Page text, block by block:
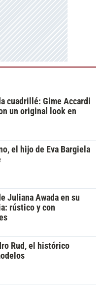
cuadrillé: Gime Accardi
un original look en
el hijo de Eva Bargiela
Juliana Awada en su
rústico y con
Rud, el histórico